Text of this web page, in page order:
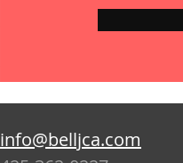
info@belljca.com